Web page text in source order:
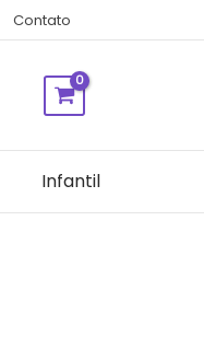
Contato
Infantil